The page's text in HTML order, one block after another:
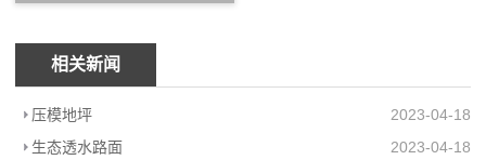
相关新闻
压模地坪
2023-04-18
生态透水路面
2023-04-18